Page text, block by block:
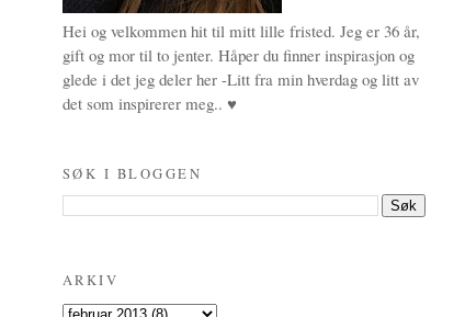
Hei og velkommen hit til mitt lille fristed. Jeg er 36 år,
gift og mor til to jenter. Håper du finner inspirasjon og
glede i det jeg deler her -Litt fra min hverdag og litt av
det som inspirerer meg.. ♥
SØK I BLOGGEN
ARKIV